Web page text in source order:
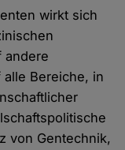
wirkt sich
andere
Bereiche, in
von Gentechnik,